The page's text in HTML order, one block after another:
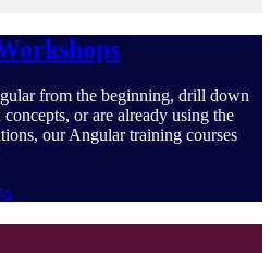
from the beginning, drill down
or are already using the
our Angular training courses